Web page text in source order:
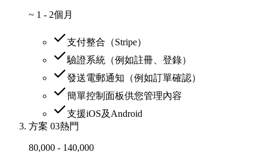
~ 1 - 2個月
支付整合（Stripe）
驗證系統（例如註冊、登錄）
發送電郵通知（例如訂單確認）
簡單控制面板供您管理內容
支援iOS及Android
方案 03熱門
80,000 - 140,000